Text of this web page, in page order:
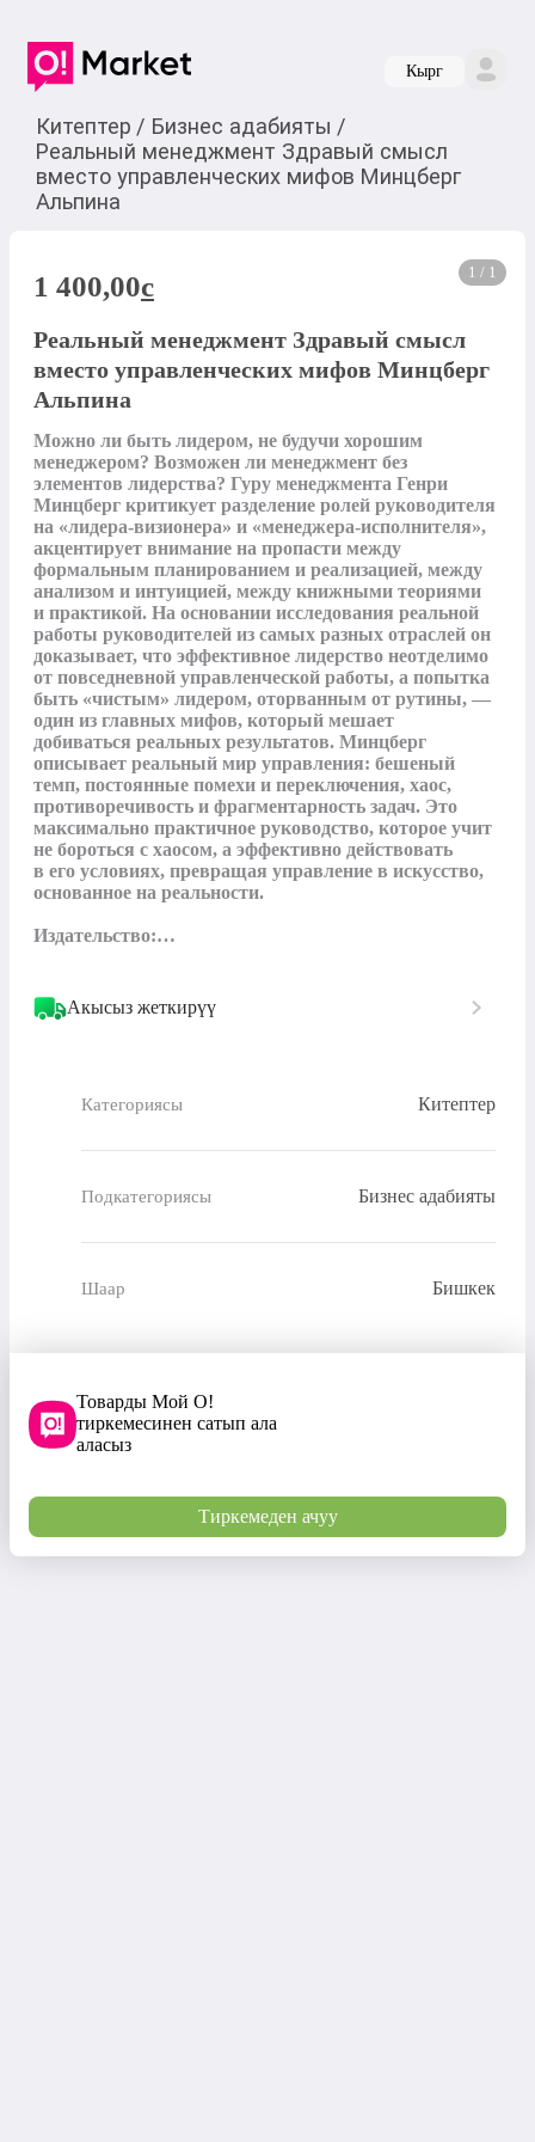
Кырг
Китептер / Бизнес адабияты /
Реальный менеджмент Здравый смысл
вместо управленческих мифов Минцберг
Альпина
1 / 1
1 400,00c
Реальный менеджмент Здравый смысл
вместо управленческих мифов Минцберг
Альпина
Можно ли быть лидером, не будучи хорошим
менеджером? Возможен ли менеджмент без
элементов лидерства? Гуру менеджмента Генри
Минцберг критикует разделение ролей руководителя
на «лидера-визионера» и «менеджера-исполнителя»,
акцентирует внимание на пропасти между
формальным планированием и реализацией, между
анализом и интуицией, между книжными теориями
и практикой. На основании исследования реальной
работы руководителей из самых разных отраслей он
доказывает, что эффективное лидерство неотделимо
от повседневной управленческой работы, а попытка
быть «чистым» лидером, оторванным от рутины, — ​
один из главных мифов, который мешает
добиваться реальных результатов. Минцберг
описывает реальный мир управления: бешеный
темп, постоянные помехи и переключения, хаос,
противоречивость и фрагментарность задач. Это
максимально практичное руководство, которое учит
не бороться с хаосом, а эффективно действовать
в его условиях, превращая управление в искусство,
основанное на реальности.
Издательство:…
Акысыз жеткирүү
Категориясы Китептер
Подкатегориясы Бизнес адабияты
Шаар Бишкек
Товарды Мой О!
тиркемесинен сатып ала
аласыз
Тиркемеден ачуу